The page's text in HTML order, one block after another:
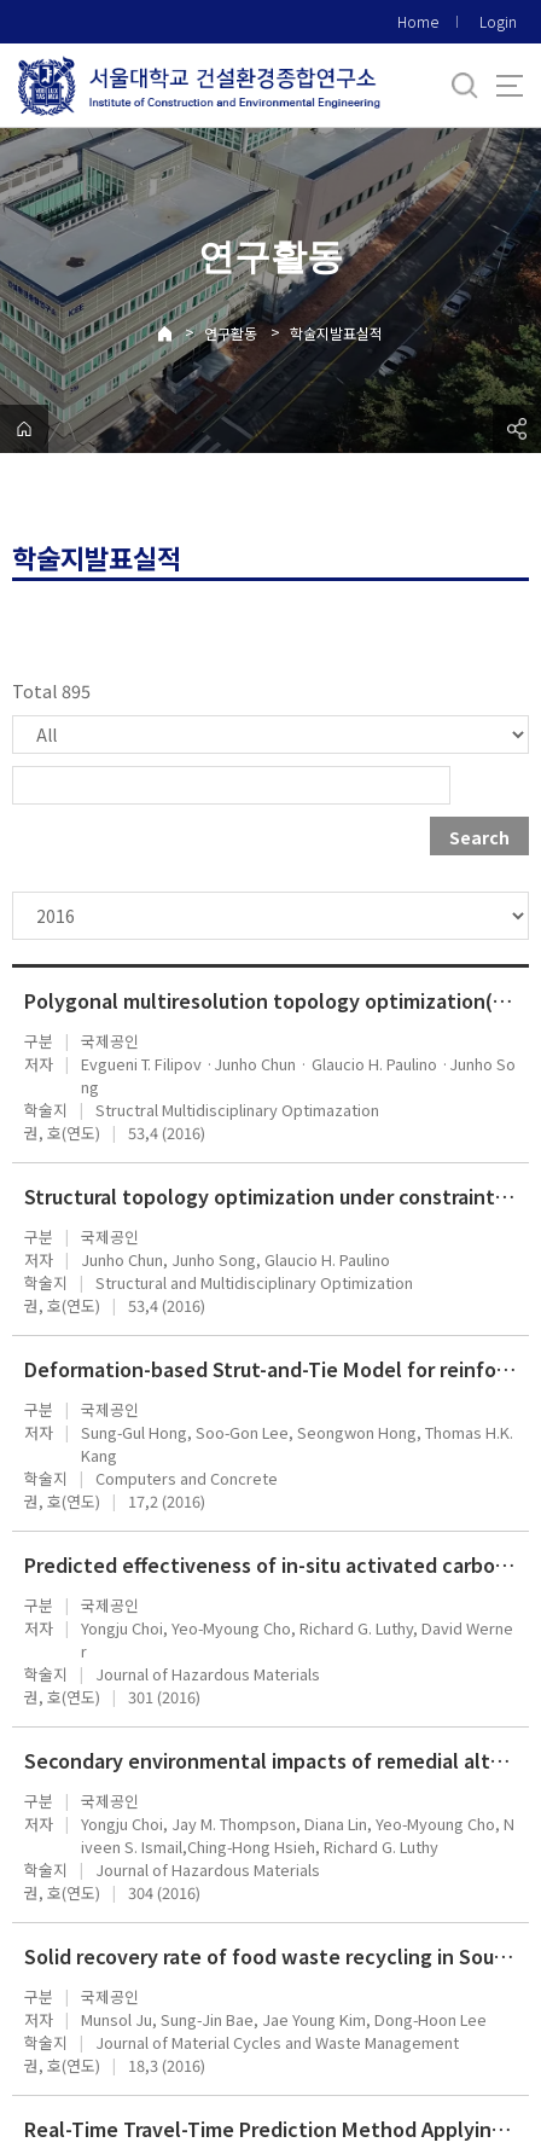
로
메
뉴
Home Login
연구활동
> 연구활동 > 학술지발표실적
학술지발표실적
Total 895
Search
Polygonal multiresolution topology optimization(PolyMTOP) for structural dynamics
구분
국제공인
저자
Evgueni T. Filipov ·Junho Chun · Glaucio H. Paulino ·Junho So
ng
학술지
Structral Multidisciplinary Optimazation
권, 호(연도)
53,4 (2016)
Structural topology optimization under constraints on instantaneous failure probability
구분
국제공인
저자
Junho Chun, Junho Song, Glaucio H. Paulino
학술지
Structural and Multidisciplinary Optimization
권, 호(연도)
53,4 (2016)
Deformation-based Strut-and-Tie Model for reinforced concrete columns subject to lateral loading
구분
국제공인
저자
Sung-Gul Hong, Soo-Gon Lee, Seongwon Hong, Thomas H.K.
Kang
학술지
Computers and Concrete
권, 호(연도)
17,2 (2016)
Predicted effectiveness of in-situ activated carbon amendment for field sediment sites with variable site- and compound-specifi
구분
국제공인
저자
Yongju Choi, Yeo-Myoung Cho, Richard G. Luthy, David Werne
r
학술지
Journal of Hazardous Materials
권, 호(연도)
301 (2016)
Secondary environmental impacts of remedial alternatives for sediment contaminated with hydrophobic organic contaminants
구분
국제공인
저자
Yongju Choi, Jay M. Thompson, Diana Lin, Yeo-Myoung Cho, N
iveen S. Ismail,Ching-Hong Hsieh, Richard G. Luthy
학술지
Journal of Hazardous Materials
권, 호(연도)
304 (2016)
Solid recovery rate of food waste recycling in South Korea
구분
국제공인
저자
Munsol Ju, Sung-Jin Bae, Jae Young Kim, Dong-Hoon Lee
학술지
Journal of Material Cycles and Waste Management
권, 호(연도)
18,3 (2016)
Real-Time Travel-Time Prediction Method Applying Multiple Traffic Observations